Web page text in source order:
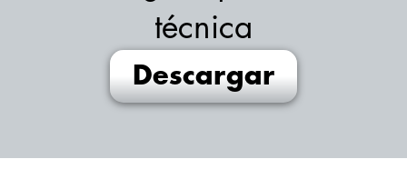
técnica
Descargar